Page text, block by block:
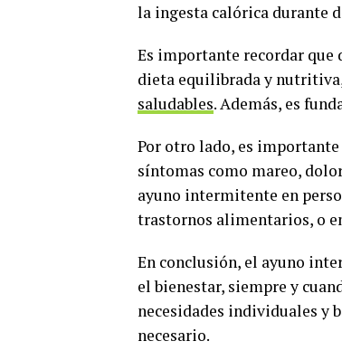
la ingesta calórica durante
Es importante recordar que
dieta equilibrada y
saludables. Además, es
Por otro lado, es importante
síntomas como mareo,
ayuno intermitente en
trastornos alimentarios, o
En conclusión, el ayuno
el bienestar, siempre y
necesidades individuales y
necesario.